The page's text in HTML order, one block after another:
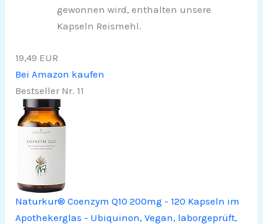
gewonnen wird, enthalten unsere
Kapseln Reismehl.
19,49 EUR
Bei Amazon kaufen
Bestseller Nr. 11
Naturkur® Coenzym Q10 200mg - 120 Kapseln im
Apothekerglas - Ubiquinon, Vegan, laborgeprüft,